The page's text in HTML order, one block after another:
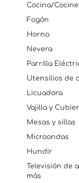
Cocina/
Fogón
Horno
Nevera
Parrilla
Utensilios de
Licuadora
Vajilla y
Mesas y sillas
Microondas
Hundir
Televisión de
más